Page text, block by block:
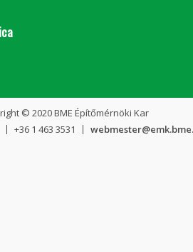
© 2020 BME Építőmérnöki Kar
+36 1 463 3531